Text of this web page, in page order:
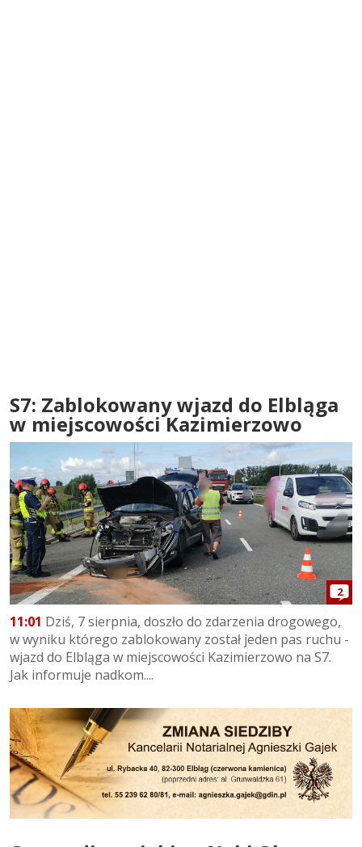
S7: Zablokowany wjazd do Elbląga
w miejscowości Kazimierzowo
2
11:01 Dziś, 7 sierpnia, doszło do zdarzenia drogowego,
w wyniku którego zablokowany został jeden pas ruchu -
wjazd do Elbląga w miejscowości Kazimierzowo na S7.
Jak informuje nadkom....